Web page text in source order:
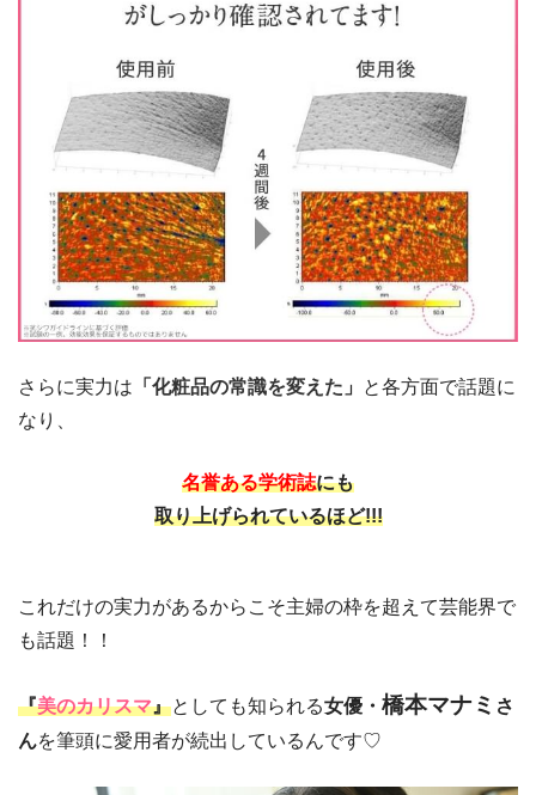
さらに実力は 「 化粧品の常識を変えた 」 と各方面で話題に
なり、
名誉ある学術誌にも
取り上げられているほど!!!
これだけの実力があるからこそ主婦の枠を超えて芸能界で
も話題！！
『美のカリスマ』としても知られる女優・ 橋本マナミ さ
んを筆頭に愛用者が続出しているんです♡